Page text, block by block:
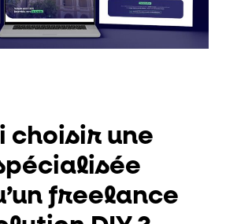
choisir une
freelance